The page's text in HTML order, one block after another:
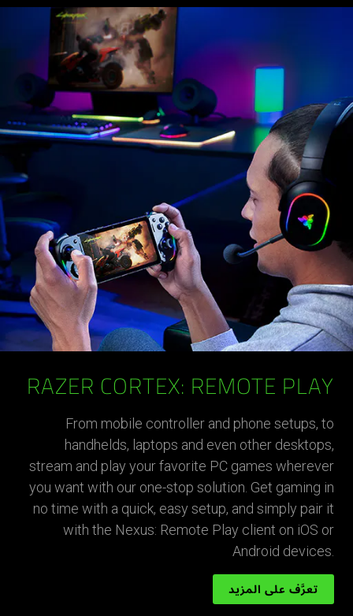
RAZER CORTEX: REMOTE PLAY
From mobile controller and phone setups, to
handhelds, laptops and even other desktops,
stream and play your favorite PC games wherever
you want with our one-stop solution. Get gaming in
no time with a quick, easy setup, and simply pair it
with the Nexus: Remote Play client on iOS or
Android devices.
تعرَّف على المزيد